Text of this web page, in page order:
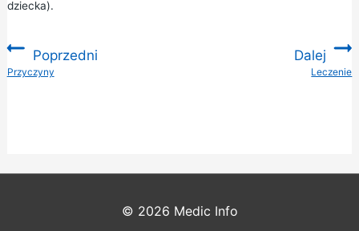
dziecka).
Poprzedni
:Przyczyny
Dalej
Leczenie
© 2026 Medic Info